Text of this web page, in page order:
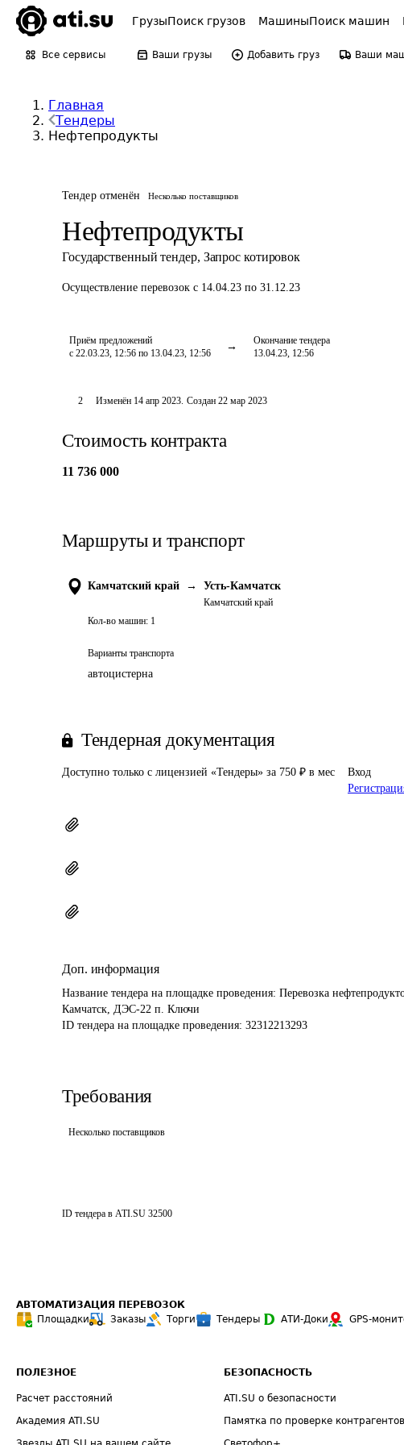
ГрузыПоиск грузов МашиныПоиск машин
Все сервисы Ваши грузы Добавить груз Ваши
Главная
Тендеры
Нефтепродукты
Тендер отменён Несколько поставщиков
Нефтепродукты
Государственный тендер, Запрос котировок
Осуществление перевозок с 14.04.23 по 31.12.23
Приём предложений
с 22.03.23, 12:56 по 13.04.23, 12:56
Окончание тендера
13.04.23, 12:56
2 Изменён 14 апр 2023. Создан 22 мар 2023
Стоимость контракта
11 736 000
Маршруты и транспорт
Камчатский край → Усть-Камчатск
Камчатский край
Кол-во машин: 1
Варианты транспорта
автоцистерна
Тендерная документация
Доступно только с лицензией «Тендеры» за 750 ₽ в мес
Вход
Доп. информация
Название тендера на площадке проведения: Перевозка
Камчатск, ДЭС-22 п. Ключи
ID тендера на площадке проведения: 32312213293
Требования
Несколько поставщиков
ID тендера в ATI.SU 32500
АВТОМАТИЗАЦИЯ ПЕРЕВОЗОК
Площадки
Заказы Торги Тендеры АТИ-Доки GPS-
ПОЛЕЗНОЕ
Расчет расстояний
Академия ATI.SU
БЕЗОПАСНОСТЬ
ATI.SU о безопасности
Памятка по проверке контрагентов